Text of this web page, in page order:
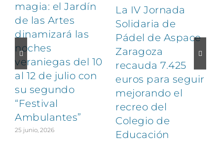
magia: el Jardín
de las Artes
dinamizará las
noches
veraniegas del 10
al 12 de julio con
su segundo
“Festival
Ambulantes”
25 junio, 2026
La IV Jornada
Solidaria de
Pádel de Aspace
Zaragoza
recauda 7.425
euros para seguir
mejorando el
recreo del
Colegio de
Educación